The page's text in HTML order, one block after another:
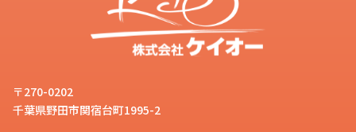
〒270-0202
千葉県野田市関宿台町1995-2